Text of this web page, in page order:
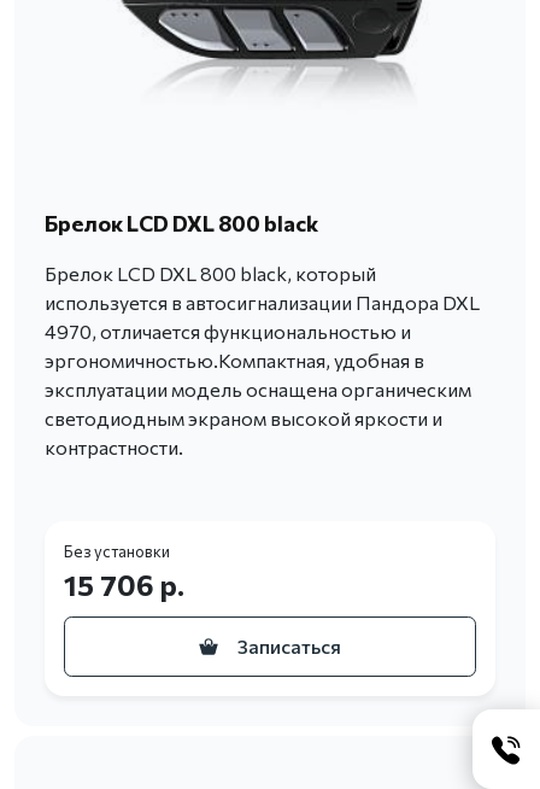
Брелок LCD DXL 800 black
Брелок LCD DXL 800 black, который
используется в автосигнализации Пандора DXL
4970, отличается функциональностью и
эргономичностью.Компактная, удобная в
эксплуатации модель оснащена органическим
светодиодным экраном высокой яркости и
контрастности.
Без установки
15 706 р.
Записаться